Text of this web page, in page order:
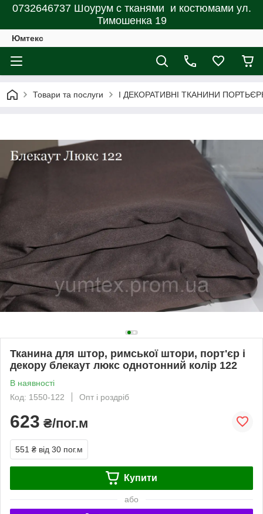
0732646737 Шоурум с тканями и костюмами ул.
Тимошенка 19
Юмтекс
Товари та послуги І ДЕКОРАТИВНІ ТКАНИНИ
Тканина для штор, римської штори, порт'єр і
декору блекаут люкс однотонний колір 122
В наявності
Код: 1550-122
Опт і роздріб
623 ₴/пог.м
551 ₴ від 30 пог.м
Купити
або